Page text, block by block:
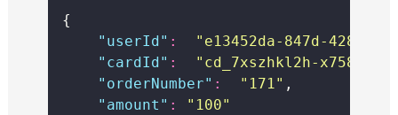
{
" userId" : " e13452da-847d-4281-
" cardId" : " cd_7xszhkl2h-x758fj
" orderNumber" : " 171" ,
" amount " : " 100"